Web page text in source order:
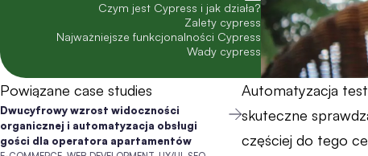
Czym jest Cypress i jak działa?
Zalety cypress
Najważniejsze funkcjonalności Cypress
Wady cypress
Powiązane case studies
Dwucyfrowy wzrost widoczności
organicznej i automatyzacja obsługi
gości dla operatora apartamentów
Automatyzacja
skuteczne
częściej do tego